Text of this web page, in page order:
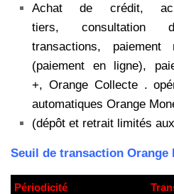
Achat de crédit,
tiers, consultation
transactions, paiement
(paiement en ligne),
+, Orange Collecte .
automatiques Orange
(dépôt et retrait limités
Seuil de transaction Orange
Périodicité